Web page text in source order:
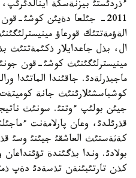
ءذردئستئ بيزنةسكة
2011- جئلعا دةيئن كوشئ-
الةؤمةتتئك قورعاؤ
ال، بذل جاعدايلار ذكئمةتتئث
مينيسترلئگئنئث كوشئ-قون
ماجبذرلةدئ. جاقئندا الماتئدا
كوشباسشئلارئنئث جانة
جيئن بولئپ ءوتتئ. سونئث
قذرئلدئ، وعان پارلامةنت
كةثةستئث العاشقئ جيئنئ وسئ
بولادئ. وندا بذگئندة
كذن تارتئبئنةن تذسةدئ دةپ